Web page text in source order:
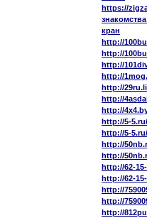
https://
кран
http://
http://
http://
http://
http://
http://
http://
http://5-
http://5-
http://
http://
http://62-
http://62-
http://
http://
http://